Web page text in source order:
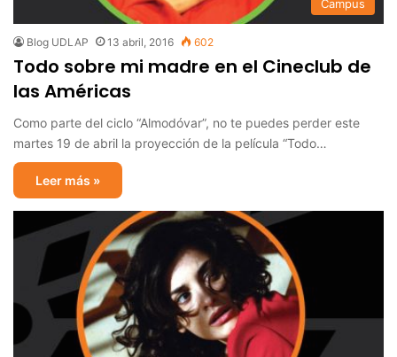
Campus
Blog UDLAP 13 abril, 2016 602
Todo sobre mi madre en el Cineclub de
las Américas
Como parte del ciclo “Almodóvar”, no te puedes perder este
martes 19 de abril la proyección de la película “Todo…
Leer más »